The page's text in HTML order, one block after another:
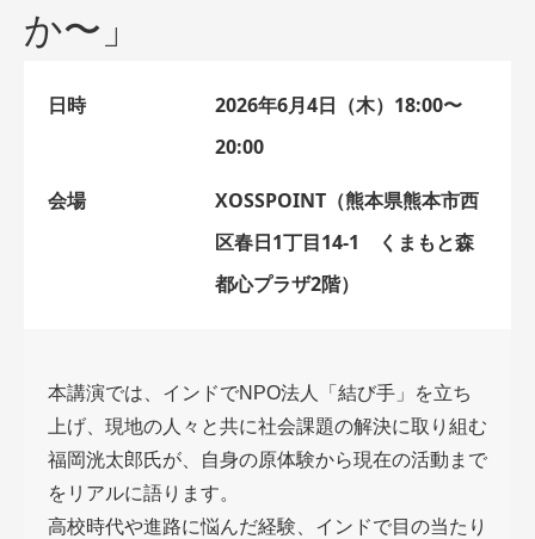
か〜」
日時
2026年6月4日（木）18:00〜
20:00
会場
XOSSPOINT（熊本県熊本市西
区春日1丁目14-1 くまもと森
都心プラザ2階）
本講演では、インドでNPO法人「結び手」を立ち
上げ、現地の人々と共に社会課題の解決に取り組む
福岡洸太郎氏が、自身の原体験から現在の活動まで
をリアルに語ります。
高校時代や進路に悩んだ経験、インドで目の当たり